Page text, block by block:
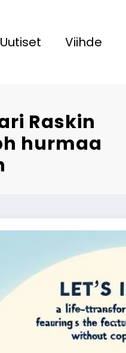
Uutiset Viihde
Raskin
hurmaa